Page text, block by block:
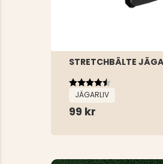
STRETCHBÄLTE
JÄGARLIV
99 kr
Betyg:
4.5 utav 5 stjärnor